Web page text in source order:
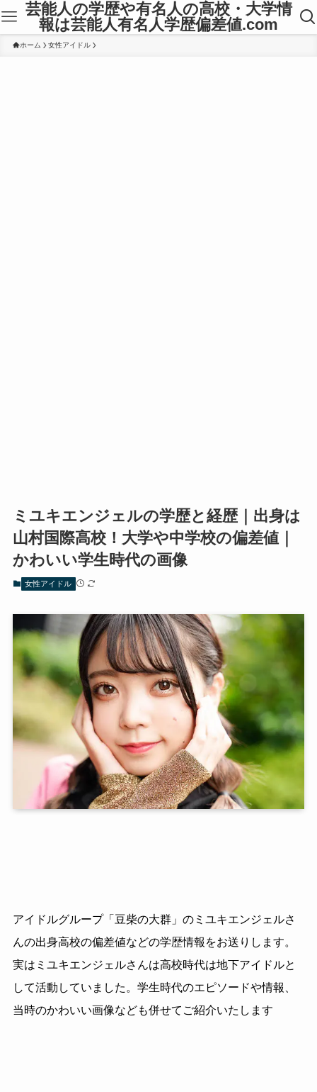
芸能人の学歴や有名人の高校・大学情
報は芸能人有名人学歴偏差値.com
ホーム 女性アイドル
ミユキエンジェルの学歴と経歴｜出身は
山村国際高校！大学や中学校の偏差値｜
かわいい学生時代の画像
女性アイドル
アイドルグループ「豆柴の大群」のミユキエンジェルさ
んの出身高校の偏差値などの学歴情報をお送りします。
実はミユキエンジェルさんは高校時代は地下アイドルと
して活動していました。学生時代のエピソードや情報、
当時のかわいい画像なども併せてご紹介いたします